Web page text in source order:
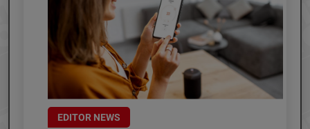
EDITOR NEWS